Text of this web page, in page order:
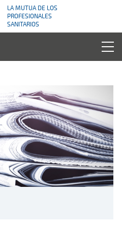
LA MUTUA DE LOS
PROFESIONALES
SANITARIOS